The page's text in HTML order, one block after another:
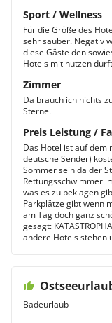
Sport / Wellness
Für die Größe des
sehr sauber. Negativ
diese Gäste den
Hotels mit nutzen
Zimmer
Da brauch ich nichts
Sterne.
Preis Leistung /
Das Hotel ist auf dem
deutsche Sender)
Sommer sein da der
Rettungsschwimmer
was es zu beklagen
Parkplätze gibt wenn
am Tag doch ganz
gesagt:
andere Hotels stehen
Badeurlaub